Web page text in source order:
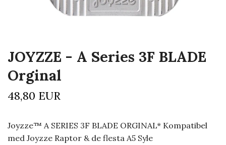
JOYZZE - A Series 3F BLADE
Orginal
48,80 EUR
Joyzze™ A SERIES 3F BLADE ORGINAL* Kompatibel
med Joyzze Raptor & de flesta A5 Syle